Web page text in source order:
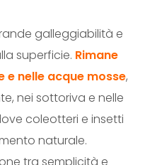
galleggiabilità e
superficie. Rimane
e nelle acque mosse,
nei sottoriva e nelle
coleotteri e insetti
naturale.
tra semplicità e